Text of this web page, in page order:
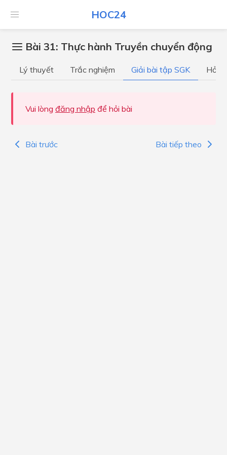
HOC24
Bài 31: Thực hành Truyền chuyển động
Lý thuyết Trắc nghiệm Giải bài tập SGK Hỏi
Vui lòng đăng nhập để hỏi bài
Bài trước Bài tiếp theo